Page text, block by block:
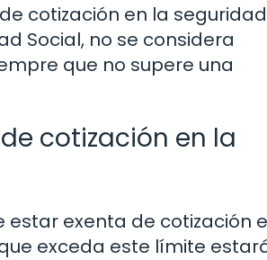
cotización en la seguridad
Social, no se considera
que no supere una
cotización en la
exenta de cotización
exceda este límite